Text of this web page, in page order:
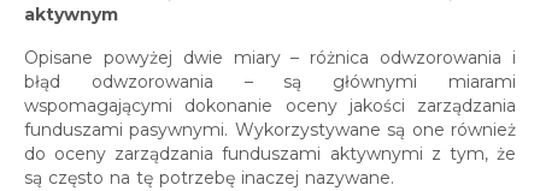
aktywnym
Opisane powyżej dwie miary – różnica odwzorowania i
błąd odwzorowania – są głównymi miarami
wspomagającymi dokonanie oceny jakości zarządzania
funduszami pasywnymi. Wykorzystywane są one również
do oceny zarządzania funduszami aktywnymi z tym, że
są często na tę potrzebę inaczej nazywane.